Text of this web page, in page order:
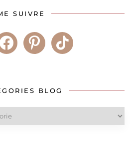
SUIVRE
pinteresttiktok
BLOG